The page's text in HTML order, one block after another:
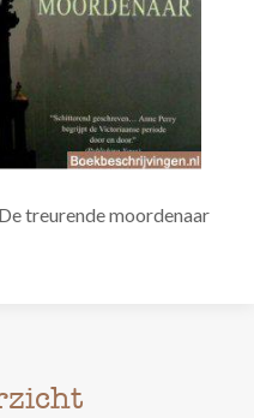
De treurende moordenaar